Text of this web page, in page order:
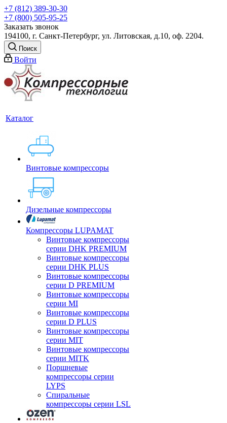
+7 (812) 389-30-30
+7 (800) 505-95-25
Заказать звонок
194100, г. Санкт-Петербург, ул. Литовская, д.10, оф. 2204.
Поиск
Войти
Каталог
Винтовые компрессоры
Дизельные компрессоры
Компрессоры LUPAMAT
Винтовые компрессоры
серии DHK PREMIUM
Винтовые компрессоры
серии DHK PLUS
Винтовые компрессоры
серии D PREMIUM
Винтовые компрессоры
серии MI
Винтовые компрессоры
серии D PLUS
Винтовые компрессоры
серии MIT
Винтовые компрессоры
серии MITK
Поршневые
компрессоры серии
LYPS
Спиральные
компрессоры серии LSL